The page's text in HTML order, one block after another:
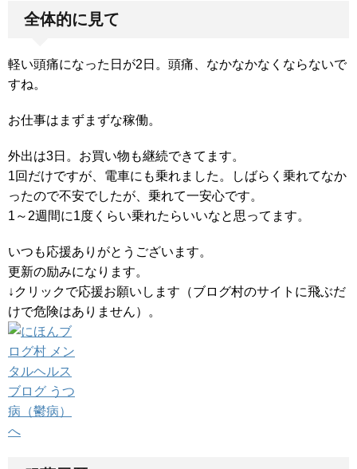
全体的に見て
軽い頭痛になった日が2日。頭痛、なかなかなくならないで
すね。
お仕事はまずまずな稼働。
外出は3日。お買い物も継続できてます。
1回だけですが、電車にも乗れました。しばらく乗れてなか
ったので不安でしたが、乗れて一安心です。
1～2週間に1度くらい乗れたらいいなと思ってます。
いつも応援ありがとうございます。
更新の励みになります。
↓クリックで応援お願いします（ブログ村のサイトに飛ぶだ
けで危険はありません）。